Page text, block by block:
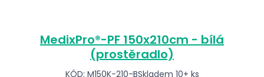
MedixPro®-PF 150x210cm - bílá
(prostěradlo)
KÓD: M150K-210-BSkladem 10+ ks